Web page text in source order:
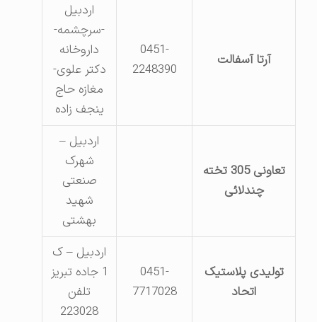
آرتا آسفالت
0451-
2248390
اردبیل
-سرچشمه-
داروخانه
دکتر علوی-
مغازه حاج
ینجف زاده
تعاونی 305 تخته
چندلائی
اردبیل –
شهرک
صنعتی
شهید
بهشتی
تولیدی پلاستیک
اتحاد
0451-
7717028
اردبیل – ک
1 جاده تبریز
تلفن
223028